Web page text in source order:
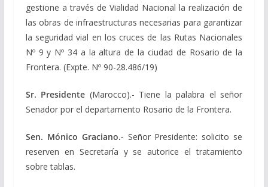
gestione a través de Vialidad Nacional la realización de
las obras de infraestructuras necesarias para garantizar
la seguridad vial en los cruces de las Rutas Nacionales
Nº 9 y Nº 34 a la altura de la ciudad de Rosario de la
Frontera. (Expte. Nº 90-28.486/19)
Sr. Presidente (Marocco).- Tiene la palabra el señor
Senador por el departamento Rosario de la Frontera.
Sen. Mónico Graciano.- Señor Presidente: solicito se
reserven en Secretaría y se autorice el tratamiento
sobre tablas.